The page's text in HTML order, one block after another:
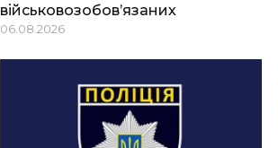
військовозобов’язаних
06.08.2026